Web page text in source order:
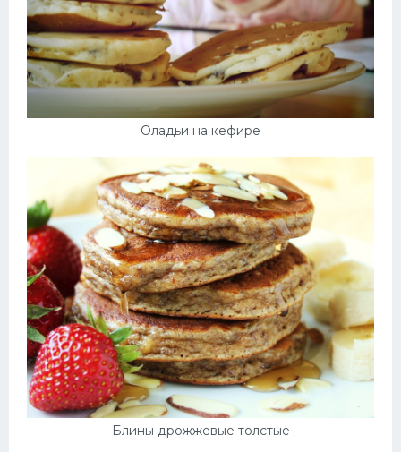
Оладьи на кефире
Блины дрожжевые толстые